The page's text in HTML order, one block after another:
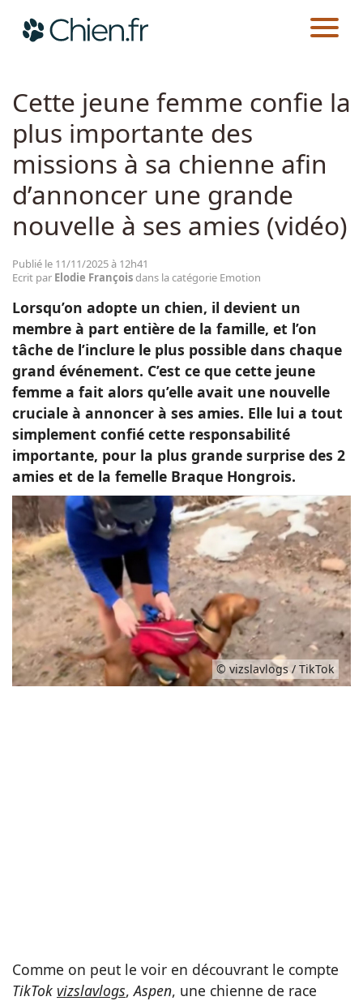
Races
CHIEN.FR ACTUALITÉS
Cette jeune femme confie la
plus importante des
missions à sa chienne afin
d’annoncer une grande
nouvelle à ses amies (vidéo)
Publié le 11/11/2025 à 12h41
Ecrit par Elodie Françoisdans la catégorie Emotion
Lorsqu’on adopte un chien, il devient un
membre à part entière de la famille, et l’on
tâche de l’inclure le plus possible dans chaque
grand événement. C’est ce que cette jeune
femme a fait alors qu’elle avait une nouvelle
cruciale à annoncer à ses amies. Elle lui a tout
simplement confié cette responsabilité
importante, pour la plus grande surprise des 2
amies et de la femelle Braque Hongrois.
© vizslavlogs / TikTok
Comme on peut le voir en découvrant le compte
TikTok vizslavlogs,Aspen, une chienne de race